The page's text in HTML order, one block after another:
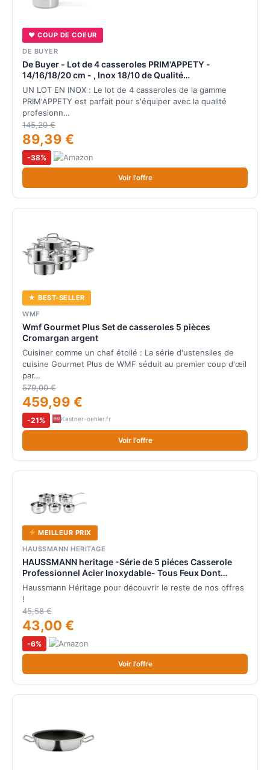
♥ COUP DE COEUR
DE BUYER
De Buyer - Lot de 4 casseroles PRIM'APPETY -
14/16/18/20 cm - , Inox 18/10 de Qualité
Professionnelle, Fond Magnétique Épais pour Cuisson
Maîtrisée, Tous Feux + Four, Finition Poli Brossé
UN LOT EN INOX : Le lot de 4 casseroles de la gamme
PRIM'APPETY est parfait pour s'équiper avec la qualité
profesionn…
145,20 €
89,39 €
-38%
Voir l'offre
★ BEST-SELLER
WMF
Wmf Gourmet Plus Set de casseroles 5 pièces
Cromargan argent
Cuisiner comme un chef étoilé : La série d'ustensiles de
cuisine Gourmet Plus de WMF séduit au premier coup d'œil
par…
579,00 €
459,99 €
-21% Kastner-oehler.fr
Voir l'offre
MEILLEUR PRIX
HAUSSMANN HERITAGE
HAUSSMANN heritage -Série de 5 piéces Casserole
Professionnel Acier Inoxydable- Tous Feux Dont
Induction
Haussmann Héritage pour découvrir le reste de nos offres
!
45,58 €
43,00 €
-6%
Voir l'offre